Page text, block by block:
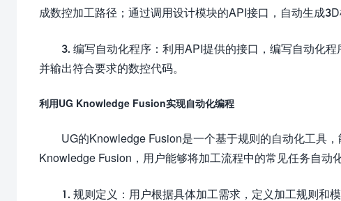
成数控加工路径；通过调用设计模块的API接口，自动生成3D
3. 编写自动化程序：利用API提供的接口，编写自动化
并输出符合要求的数控代码。
利用UG Knowledge Fusion实现自动化编程
UG的Knowledge Fusion是一个基于规则的自动化工具
Knowledge Fusion，用户能够将加工流程中的常见任务自动
1. 规则定义：用户根据具体加工需求，定义加工规则和